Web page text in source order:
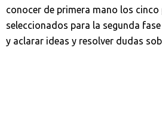
conocer de primera mano los cinco
seleccionados para la segunda
y aclarar ideas y resolver dudas